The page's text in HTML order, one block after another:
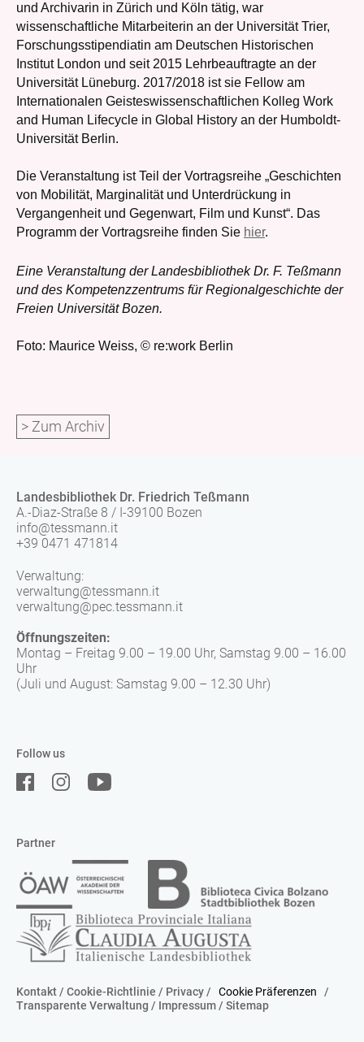
und Archivarin in Zürich und Köln tätig, war
wissenschaftliche Mitarbeiterin an der Universität Trier,
Forschungsstipendiatin am Deutschen Historischen
Institut London und seit 2015 Lehrbeauftragte an der
Universität Lüneburg. 2017/2018 ist sie Fellow am
Internationalen Geisteswissenschaftlichen Kolleg Work
and Human Lifecycle in Global History an der Humboldt-
Universität Berlin.
Die Veranstaltung ist Teil der Vortragsreihe „Geschichten
von Mobilität, Marginalität und Unterdrückung in
Vergangenheit und Gegenwart, Film und Kunst“. Das
Programm der Vortragsreihe finden Sie hier.
Eine Veranstaltung der Landesbibliothek Dr. F. Teßmann
und des Kompetenzzentrums für Regionalgeschichte der
Freien Universität Bozen.
Foto: Maurice Weiss, © re:work Berlin
> Zum Archiv
Landesbibliothek Dr. Friedrich Teßmann
A.-Diaz-Straße 8 / I-39100 Bozen
info@tessmann.it
+39 0471 471814
Follow us
Verwaltung:
verwaltung@tessmann.it
verwaltung@pec.tessmann.it
Öffnungszeiten:
Montag – Freitag 9.00 – 19.00 Uhr, Samstag 9.00 – 16.00
Uhr
(Juli und August: Samstag 9.00 – 12.30 Uhr)
Partner
Kontakt/ Cookie-Richtlinie / Privacy/ Cookie Präferenzen
/
Transparente Verwaltung / Impressum/ Sitemap